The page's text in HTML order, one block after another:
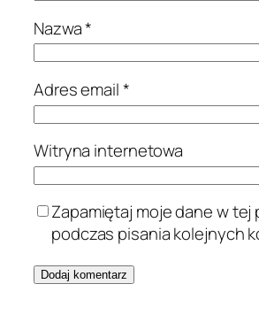
Nazwa*
Adres email*
Witryna internetowa
Zapamiętaj moje dane w tej
podczas pisania kolejnych